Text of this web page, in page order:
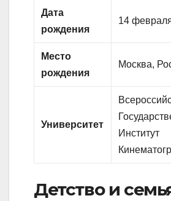
Дата
рождения
14
Место
рождения
Москва,
Университет
Институт
Детство и